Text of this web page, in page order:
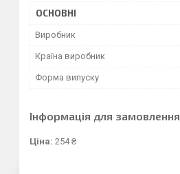
ОСНОВНІ
Виробник
Країна виробник
Форма випуску
Інформація для замовлення
Ціна: 254 ₴